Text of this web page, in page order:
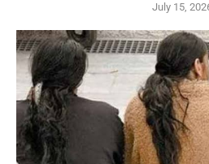
July 15,